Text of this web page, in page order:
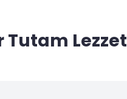
Tutam Lezzet